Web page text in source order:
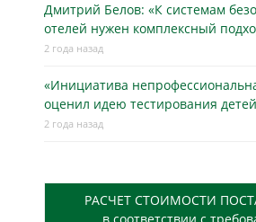
Дмитрий Белов: «К системам
отелей нужен комплексный
2 года назад
«Инициатива
оценил идею тестирования
2 года назад
РАСЧЕТ СТОИМОСТИ